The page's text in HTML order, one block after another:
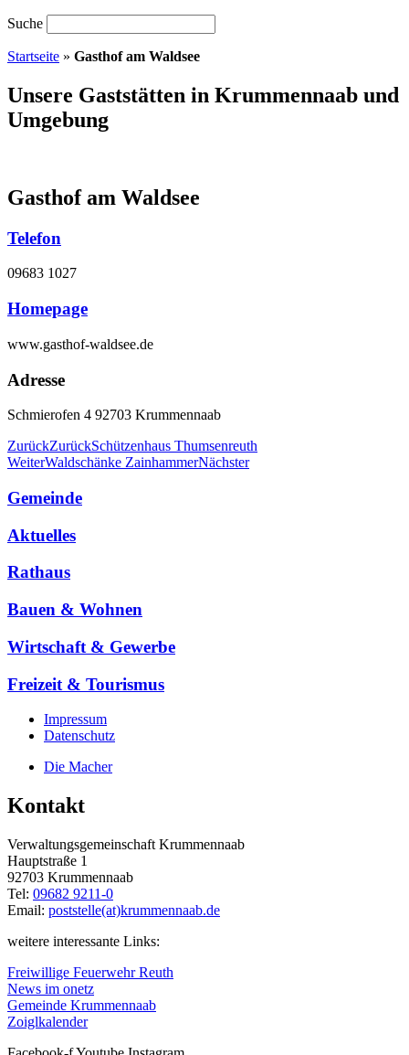
Suche
Startseite » Gasthof am Waldsee
Unsere Gaststätten in Krummennaab und
Umgebung
Gasthof am Waldsee
Telefon
09683 1027
Homepage
www.gasthof-waldsee.de
Adresse
Schmierofen 4 92703 Krummennaab
ZurückZurückSchützenhaus Thumsenreuth
WeiterWaldschänke ZainhammerNächster
Gemeinde
Aktuelles
Rathaus
Bauen & Wohnen
Wirtschaft & Gewerbe
Freizeit & Tourismus
Impressum
Datenschutz
Die Macher
Kontakt
Verwaltungsgemeinschaft Krummennaab
Hauptstraße 1
92703 Krummennaab
Tel: 09682 9211-0
Email: poststelle(at)krummennaab.de
weitere interessante Links:
Freiwillige Feuerwehr Reuth
News im onetz
Gemeinde Krummennaab
Zoiglkalender